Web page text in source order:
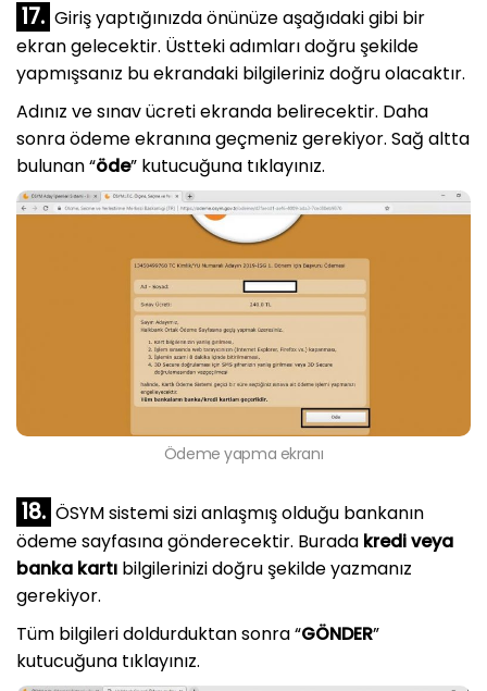
17. Giriş yaptığınızda önünüze aşağıdaki gibi bir
ekran gelecektir. Üstteki adımları doğru şekilde
yapmışsanız bu ekrandaki bilgileriniz doğru olacaktır.
Adınız ve sınav ücreti ekranda belirecektir. Daha
sonra ödeme ekranına geçmeniz gerekiyor. Sağ altta
bulunan “öde” kutucuğuna tıklayınız.
Ödeme yapma ekranı
18. ÖSYM sistemi sizi anlaşmış olduğu bankanın
ödeme sayfasına gönderecektir. Burada kredi veya
banka kartı bilgilerinizi doğru şekilde yazmanız
gerekiyor.
Tüm bilgileri doldurduktan sonra “GÖNDER”
kutucuğuna tıklayınız.